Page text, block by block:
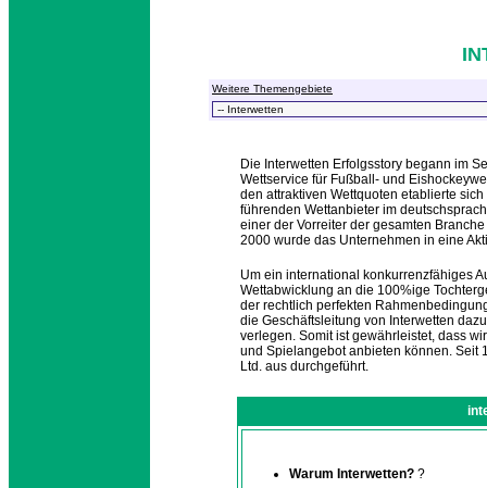
Weitere Themengebiete
Die Interwetten Erfolgsstory begann im
Wettservice für Fußball- und
den attraktiven Wettquoten etablierte
führenden Wettanbieter im
einer der Vorreiter der gesamten
2000 wurde das Unternehmen in eine
Um ein international konkurrenzfähiges
Wettabwicklung an die 100%ige
der rechtlich perfekten
die Geschäftsleitung von Interwetten
verlegen. Somit ist gewährleistet, dass
und Spielangebot anbieten können. Seit
Ltd. aus durchgeführt.
Warum Interwetten? ?